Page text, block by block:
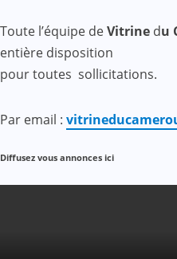
Toute l’équipe deVitrine du
entière disposition
pour toutes sollicitations.
Par email :
Diffusez vous annonces ici